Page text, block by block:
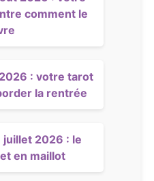
comment le
: votre tarot
la rentrée
2026 : le
en maillot